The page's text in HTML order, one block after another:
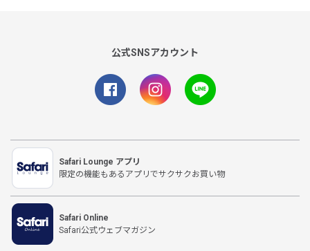
公式SNSアカウント
Safari Lounge アプリ
限定の機能もあるアプリでサクサクお買い物
Safari Online
Safari公式ウェブマガジン